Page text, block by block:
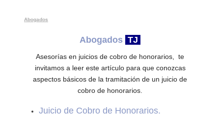
Abogados
Abogados
Abogados
Abogados TJ
Asesorías en juicios de cobro de honorarios, te
invitamos a leer este artículo para que conozcas
aspectos básicos de la tramitación de un juicio de
cobro de honorarios.
Juicio de Cobro de Honorarios.